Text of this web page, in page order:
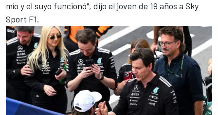
mío y el suyo funcionó", dijo el joven de 19 años a Sky
Sport F1.